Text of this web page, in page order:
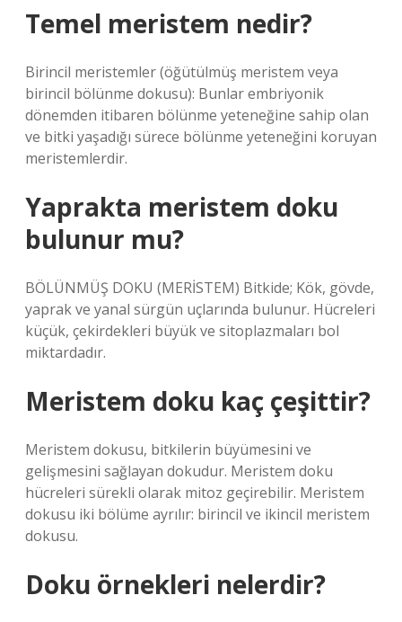
Temel meristem nedir?
Birincil meristemler (öğütülmüş meristem veya
birincil bölünme dokusu): Bunlar embriyonik
dönemden itibaren bölünme yeteneğine sahip olan
ve bitki yaşadığı sürece bölünme yeteneğini koruyan
meristemlerdir.
Yaprakta meristem doku
bulunur mu?
BÖLÜNMÜŞ DOKU (MERİSTEM) Bitkide; Kök, gövde,
yaprak ve yanal sürgün uçlarında bulunur. Hücreleri
küçük, çekirdekleri büyük ve sitoplazmaları bol
miktardadır.
Meristem doku kaç çeşittir?
Meristem dokusu, bitkilerin büyümesini ve
gelişmesini sağlayan dokudur. Meristem doku
hücreleri sürekli olarak mitoz geçirebilir. Meristem
dokusu iki bölüme ayrılır: birincil ve ikincil meristem
dokusu.
Doku örnekleri nelerdir?